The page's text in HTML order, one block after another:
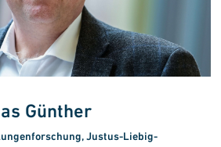
Günther
Justus-Liebig-